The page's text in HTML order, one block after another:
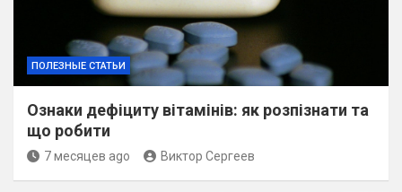
ПОЛЕЗНЫЕ СТАТЬИ
Ознаки дефіциту вітамінів: як розпізнати та
що робити
7 месяцев ago Виктор Сергеев